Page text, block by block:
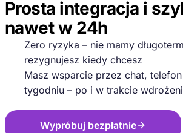
Prosta integracja i
nawet w 24h
Zero ryzyka – nie mamy
rezygnujesz kiedy chcesz
Masz wsparcie przez chat,
tygodniu – po i w trakcie
Wypróbuj bezpłatnie